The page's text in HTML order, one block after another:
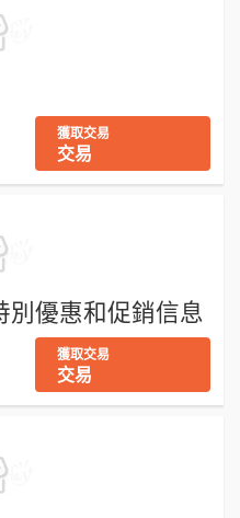
獲取交易
交易
優惠和促銷信息
獲取交易
交易